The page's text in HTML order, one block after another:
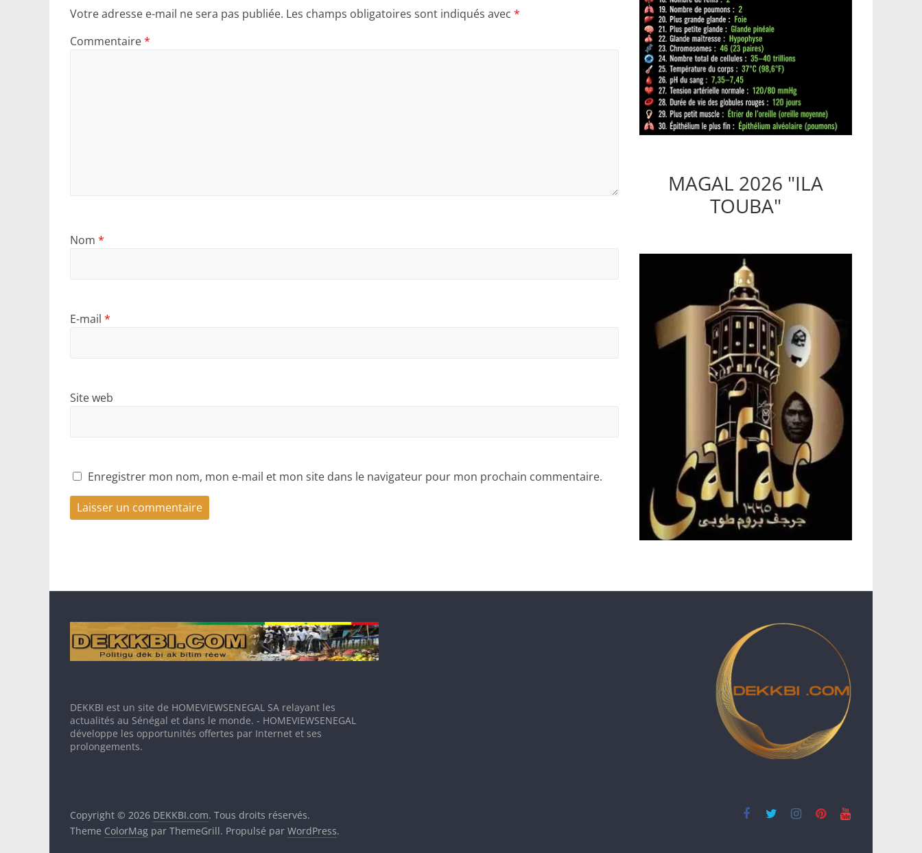
Votre adresse e-mail ne sera pas publiée. Les champs obligatoires sont indiqués avec *
Commentaire*
Nom *
E-mail *
Site web
Enregistrer mon nom, mon e-mail et mon site dans le navigateur pour mon prochain commentaire.
MAGAL 2026 "ILA
TOUBA"
DEKKBI est un site de HOMEVIEWSENEGAL SA relayant les
actualités au Sénégal et dans le monde. - HOMEVIEWSENEGAL
développe les opportunités offertes par Internet et ses
prolongements.
Copyright © 2026 DEKKBI.com. Tous droits réservés.
Theme ColorMag par ThemeGrill. Propulsé par WordPress.